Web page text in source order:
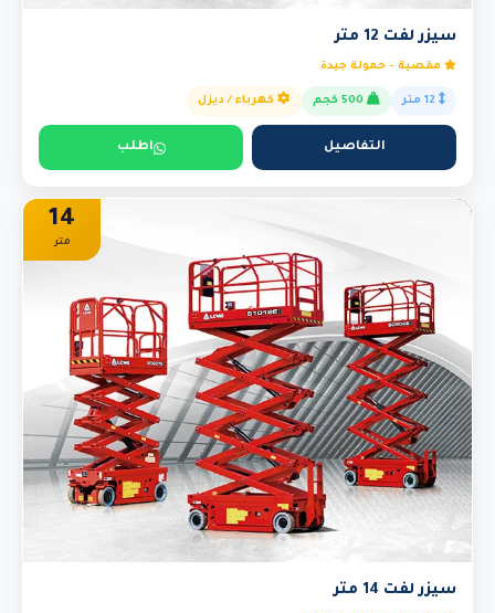
سيزر لفت 12 متر
مقصية - حمولة جيدة
كهرباء / ديزل
التفاصيل اطلب
14
متر
سيزر لفت 14 متر